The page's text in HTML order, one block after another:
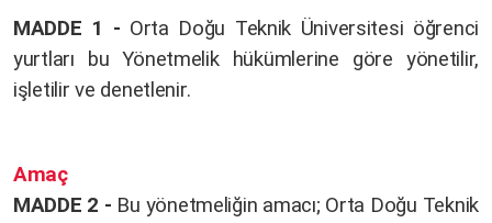
MADDE 1 - Orta Doğu Teknik Üniversitesi öğrenci
yurtları bu Yönetmelik hükümlerine göre yönetilir,
işletilir ve denetlenir.
Amaç
MADDE 2 - Bu yönetmeliğin amacı; Orta Doğu Teknik